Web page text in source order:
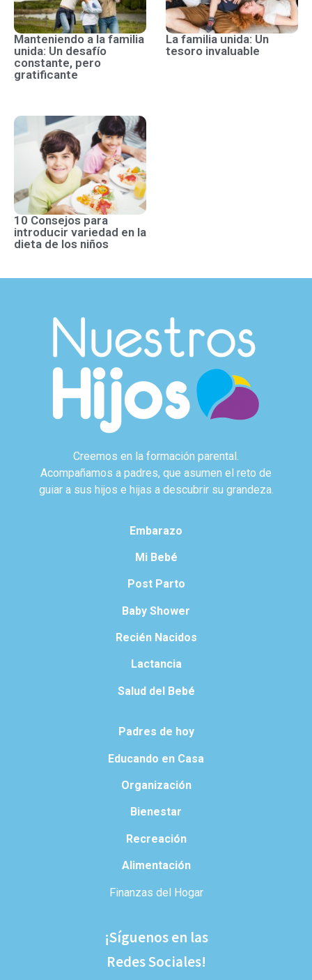
Manteniendo a la familia
unida: Un desafío
constante, pero
gratificante
La familia unida: Un
tesoro invaluable
10 Consejos para
introducir variedad en la
dieta de los niños
Creemos en la formación parental.
Acompañamos a padres, que asumen el reto de
guiar a sus hijos e hijas a descubrir su grandeza.
Embarazo
Mi Bebé
Post Parto
Baby Shower
Recién Nacidos
Lactancia
Salud del Bebé
Padres de hoy
Educando en Casa
Organización
Bienestar
Recreación
Alimentación
Finanzas del Hogar
¡Síguenos en las
Redes Sociales!